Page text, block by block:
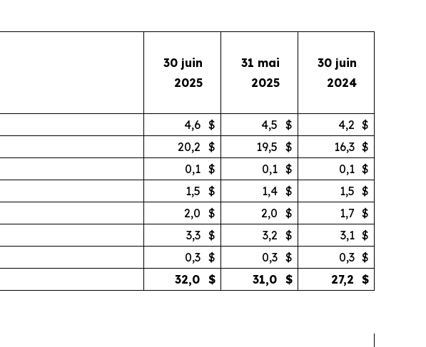
30 juin
2025
31 mai
2025
30 juin
2024
4,6 $ 4,5 $ 4,2 $
20,2 $ 19,5 $ 16,3 $
0,1 $ 0,1 $ 0,1 $
1,5 $ 1,4 $ 1,5 $
2,0 $ 2,0 $ 1,7 $
3,3 $ 3,2 $ 3,1 $
0,3 $ 0,3 $ 0,3 $
32,0 $ 31,0 $ 27,2 $